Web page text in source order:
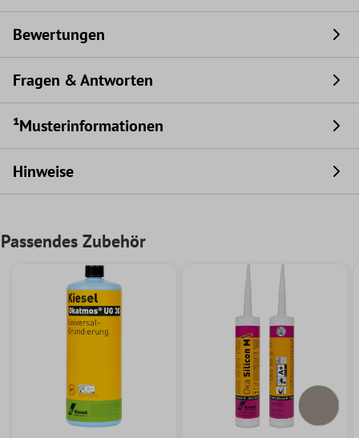
Bewertungen
Fragen & Antworten
¹Musterinformationen
Hinweise
Passendes Zubehör